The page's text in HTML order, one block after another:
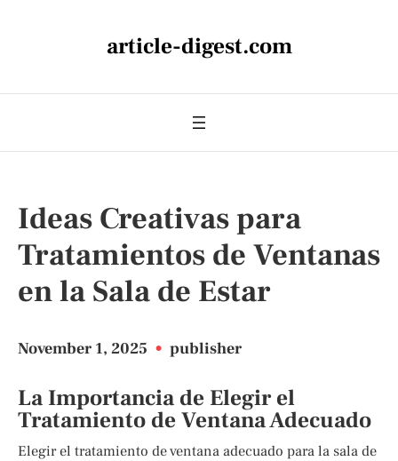
article-digest.com
Ideas Creativas para
Tratamientos de Ventanas
en la Sala de Estar
November 1, 2025 • publisher
La Importancia de Elegir el
Tratamiento de Ventana Adecuado
Elegir el tratamiento de ventana adecuado para la sala de